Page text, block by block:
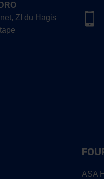
ZI du Hagis
ASA